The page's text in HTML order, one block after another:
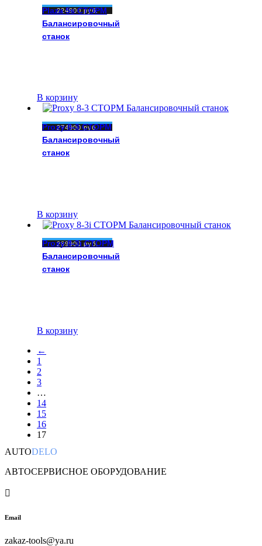
Plaza 5s СТОРМ
Балансировочный
станок
224900руб.
В корзину
Proxy 8-3 СТОРМ
Балансировочный
станок
274900руб.
В корзину
Proxy 8-3i СТОРМ
Балансировочный
станок
289900 руб.
В корзину
←
1
2
3
…
14
15
16
17
AUTODELO
АВТОСЕРВИСНОЕ ОБОРУДОВАНИЕ

Email
zakaz-tools@ya.ru